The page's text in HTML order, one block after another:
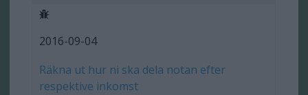
2016-09-04
Räkna ut hur ni ska dela notan efter
respektive inkomst